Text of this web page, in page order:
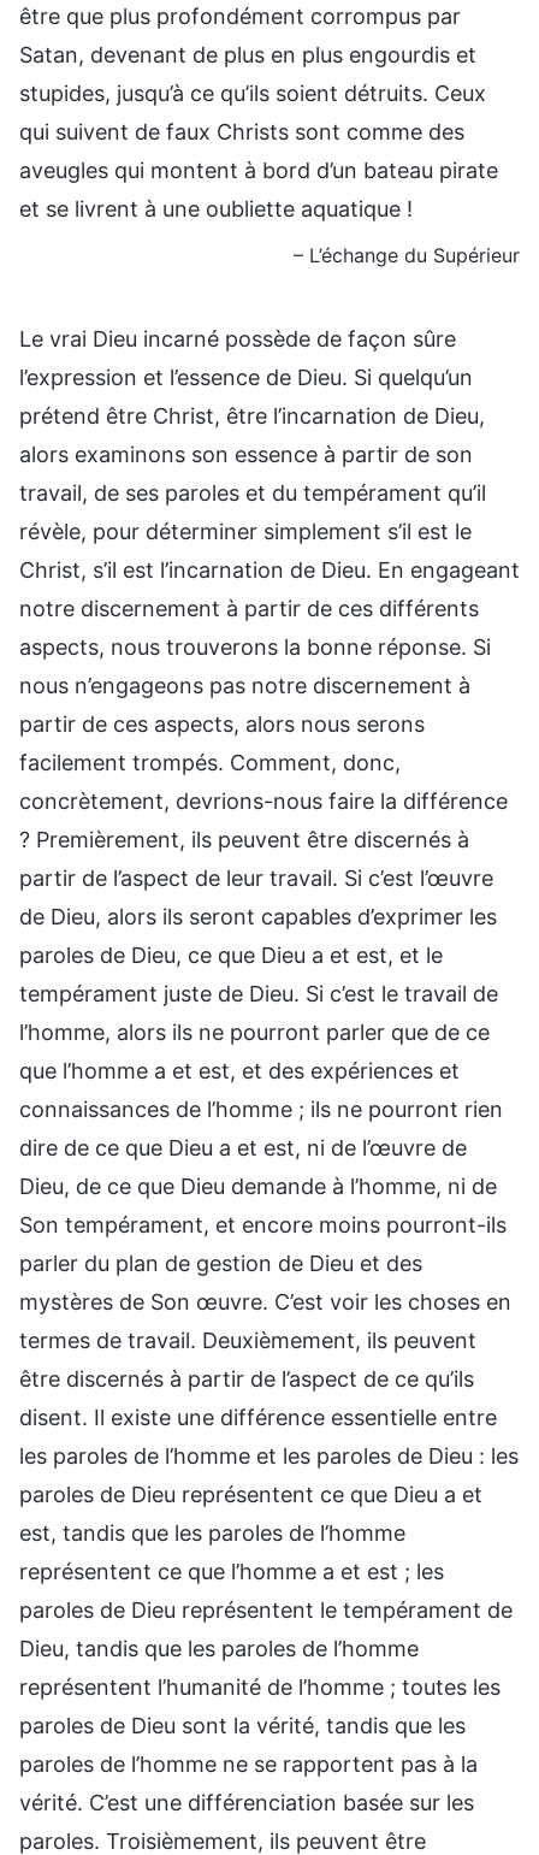
être que plus profondément corrompus par
Satan, devenant de plus en plus engourdis et
stupides, jusqu’à ce qu’ils soient détruits. Ceux
qui suivent de faux Christs sont comme des
aveugles qui montent à bord d’un bateau pirate
et se livrent à une oubliette aquatique !
– L’échange du Supérieur
Le vrai Dieu incarné possède de façon sûre
l’expression et l’essence de Dieu. Si quelqu’un
prétend être Christ, être l’incarnation de Dieu,
alors examinons son essence à partir de son
travail, de ses paroles et du tempérament qu’il
révèle, pour déterminer simplement s’il est le
Christ, s’il est l’incarnation de Dieu. En engageant
notre discernement à partir de ces différents
aspects, nous trouverons la bonne réponse. Si
nous n’engageons pas notre discernement à
partir de ces aspects, alors nous serons
facilement trompés. Comment, donc,
concrètement, devrions-nous faire la différence
? Premièrement, ils peuvent être discernés à
partir de l’aspect de leur travail. Si c’est l’œuvre
de Dieu, alors ils seront capables d’exprimer les
paroles de Dieu, ce que Dieu a et est, et le
tempérament juste de Dieu. Si c’est le travail de
l’homme, alors ils ne pourront parler que de ce
que l’homme a et est, et des expériences et
connaissances de l’homme ; ils ne pourront rien
dire de ce que Dieu a et est, ni de l’œuvre de
Dieu, de ce que Dieu demande à l’homme, ni de
Son tempérament, et encore moins pourront-ils
parler du plan de gestion de Dieu et des
mystères de Son œuvre. C’est voir les choses en
termes de travail. Deuxièmement, ils peuvent
être discernés à partir de l’aspect de ce qu’ils
disent. Il existe une différence essentielle entre
les paroles de l’homme et les paroles de Dieu : les
paroles de Dieu représentent ce que Dieu a et
est, tandis que les paroles de l’homme
représentent ce que l’homme a et est ; les
paroles de Dieu représentent le tempérament de
Dieu, tandis que les paroles de l’homme
représentent l’humanité de l’homme ; toutes les
paroles de Dieu sont la vérité, tandis que les
paroles de l’homme ne se rapportent pas à la
vérité. C’est une différenciation basée sur les
paroles. Troisièmement, ils peuvent être